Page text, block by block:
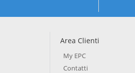
Area Clienti
My EPC
Contatti